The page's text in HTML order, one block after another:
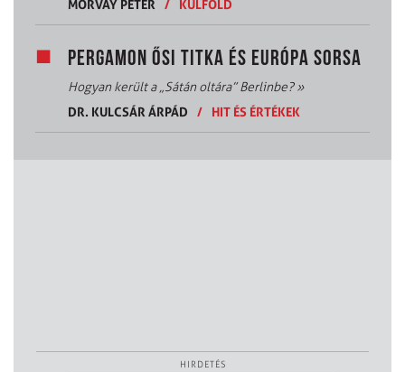
MORVAY PÉTER / KÜLFÖLD
PERGAMON ŐSI TITKA ÉS EURÓPA SORSA
Hogyan került a „Sátán oltára” Berlinbe?»
DR. KULCSÁR ÁRPÁD
/ HIT ÉS ÉRTÉKEK
HIRDETÉS